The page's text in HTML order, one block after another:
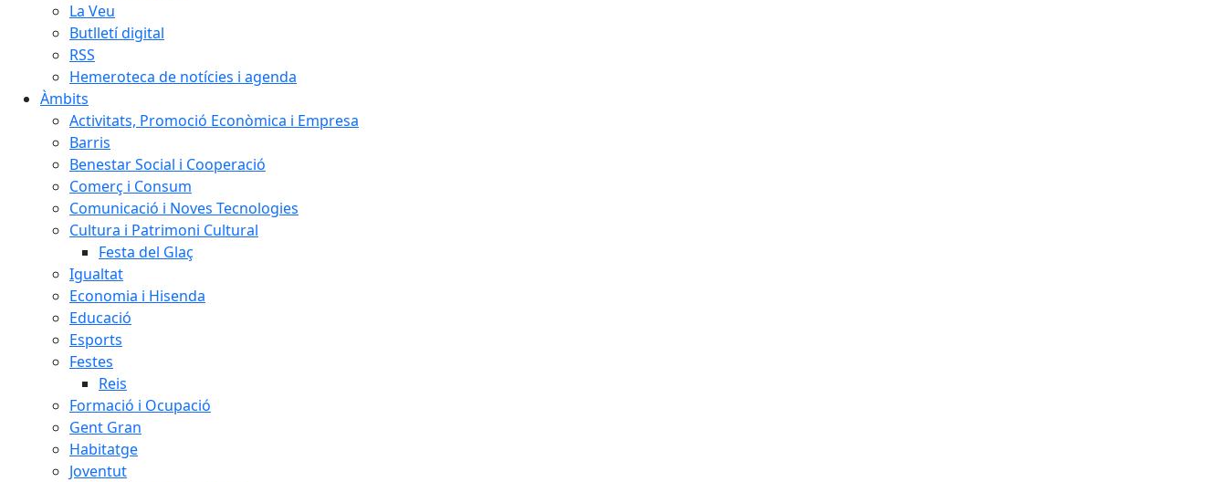
La Veu
Butlletí digital
RSS
Hemeroteca de notícies i agenda
Àmbits
Activitats, Promoció Econòmica i Empresa
Barris
Benestar Social i Cooperació
Comerç i Consum
Comunicació i Noves Tecnologies
Cultura i Patrimoni Cultural
Festa del Glaç
Igualtat
Economia i Hisenda
Educació
Esports
Festes
Reis
Formació i Ocupació
Gent Gran
Habitatge
Joventut